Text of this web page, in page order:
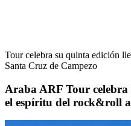
Tour celebra su quinta edición
Santa Cruz de Campezo
Araba ARF Tour
el espíritu del rock&roll